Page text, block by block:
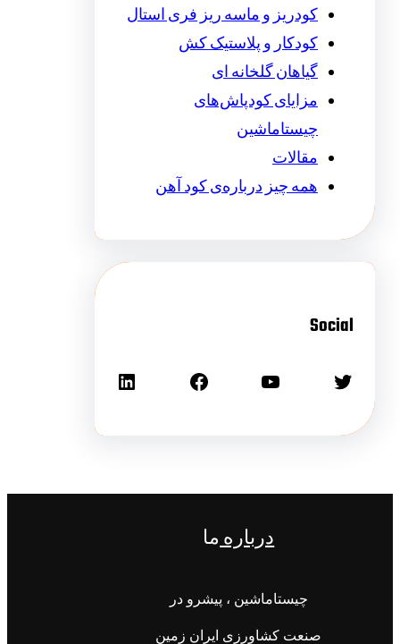
کودریز و ماسه ریز فری استال
کودکار و پلاستیک کش
گیاهان گلخانه ای
مزایای کودپاش‌های
چیستاماشین
مقالات
همه چیز درباره‌ی کود آهن
Social
دربارهما
چیستاماشین ، پیشرو در
صنعت کشاورزی ایران زمین